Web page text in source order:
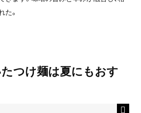
た。
つけ麺は夏にもおす